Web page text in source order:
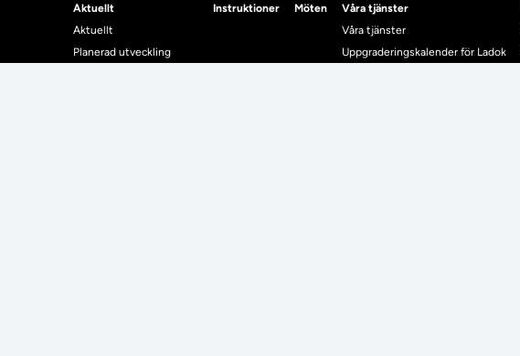
Aktuellt
Aktuellt
Planerad utveckling
Instruktioner Möten
Våra tjänster
Våra tjänster
Uppgraderingskalender för Ladok